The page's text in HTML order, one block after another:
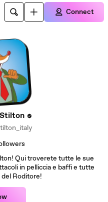
Connect
Qui troverete tutte le sue
in pelliccia e baffi e tutte
Roditore!